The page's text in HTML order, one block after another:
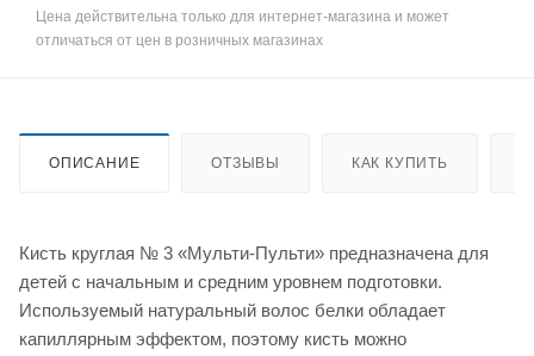
Цена действительна только для интернет-магазина и может
отличаться от цен в розничных магазинах
ОПИСАНИЕ ОТЗЫВЫ КАК КУПИТЬ
Кисть круглая № 3 «Мульти-Пульти» предназначена для
детей с начальным и средним уровнем подготовки.
Используемый натуральный волос белки обладает
капиллярным эффектом, поэтому кисть можно